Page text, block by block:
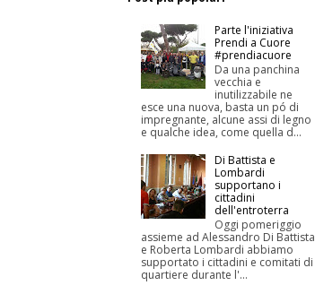
Parte l'iniziativa
Prendi a Cuore
#prendiacuore
Da una panchina
vecchia e
inutilizzabile ne
esce una nuova, basta un pó di
impregnante, alcune assi di legno
e qualche idea, come quella d...
Di Battista e
Lombardi
supportano i
cittadini
dell'entroterra
Oggi pomeriggio
assieme ad Alessandro Di Battista
e Roberta Lombardi abbiamo
supportato i cittadini e comitati di
quartiere durante l'...